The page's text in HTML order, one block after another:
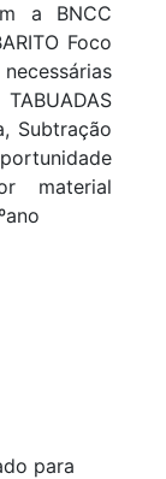
a BNCC
Foco
Subtração
material
para